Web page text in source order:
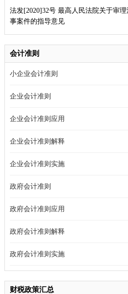
法发[2020]32号 最高人民法院关于审
事案件的指导意见
会计准则
小企业会计准则
企业会计准则
企业会计准则应用
企业会计准则解释
企业会计准则实施
政府会计准则
政府会计准则应用
政府会计准则解释
政府会计准则实施
财税政策汇总